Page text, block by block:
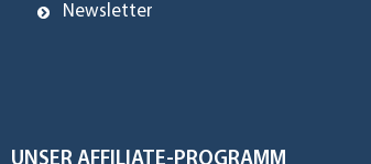
Newsletter
UNSER AFFILIATE-PROGRAMM